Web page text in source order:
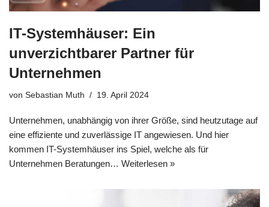
IT-Systemhäuser: Ein
unverzichtbarer Partner für
Unternehmen
von Sebastian Muth 19. April 2024
Unternehmen, unabhängig von ihrer Größe, sind heutzutage auf
eine effiziente und zuverlässige IT angewiesen. Und hier
kommen IT-Systemhäuser ins Spiel, welche als für
Unternehmen Beratungen… Weiterlesen »